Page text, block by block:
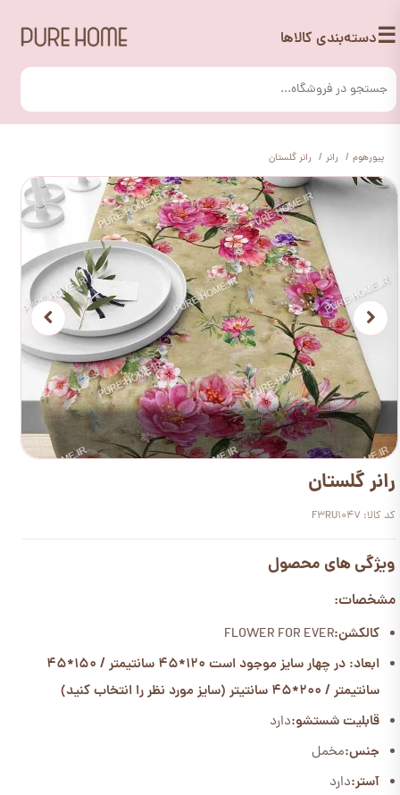
☰دسته‌بندی کالاها
پیورهوم رانر رانر گلستان
رانر گلستان
کد کالا: F3RU1047
ویژگی های محصول
مشخصات:
کالکشن:FLOWER FOR EVER
ابعاد: در چهار سایز موجود است 120*45 سانتیمتر / 150*45
سانتیمتر / 200*45 سانتیتر (سایز مورد نظر را انتخاب کنید)
قابلیت شستشو:دارد
جنس:مخمل
آستر:دارد